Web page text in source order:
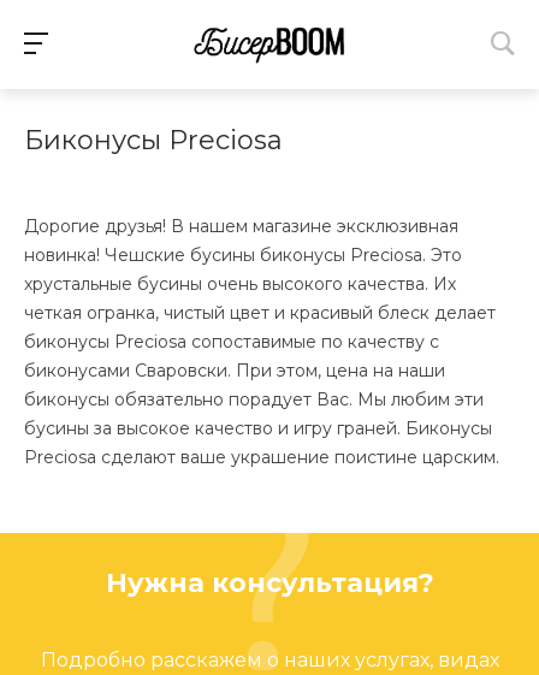
Биконусы Preciosa
Дорогие друзья! В нашем магазине эксклюзивная
новинка! Чешские бусины биконусы Preciosa. Это
хрустальные бусины очень высокого качества. Их
четкая огранка, чистый цвет и красивый блеск делает
биконусы Preciosa сопоставимые по качеству с
биконусами Сваровски. При этом, цена на наши
биконусы обязательно порадует Вас. Мы любим эти
бусины за высокое качество и игру граней. Биконусы
Preciosa сделают ваше украшение поистине царским.
Нужна консультация?
Подробно расскажем о наших услугах, видах